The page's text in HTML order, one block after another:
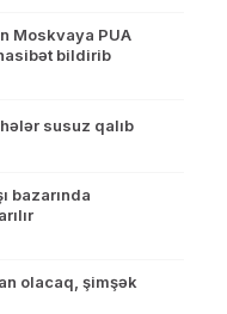
Moskvaya PUA
bildirib
susuz qalıb
bazarında
olacaq, şimşək